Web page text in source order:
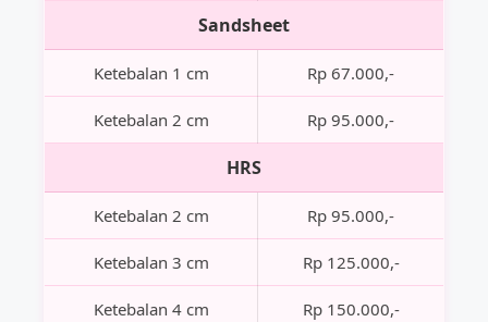
Sandsheet
Ketebalan 1 cm Rp 67.000,-
Ketebalan 2 cm Rp 95.000,-
HRS
Ketebalan 2 cm Rp 95.000,-
Ketebalan 3 cm Rp 125.000,-
Ketebalan 4 cm Rp 150.000,-